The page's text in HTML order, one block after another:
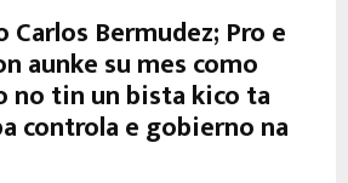
Bermudez; Pro e
aunke su mes como
no tin un bista kico ta
controla e gobierno na